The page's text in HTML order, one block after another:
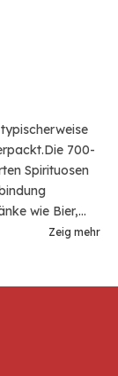
700-
Spirituosen
wie Bier,
der RegelZeig mehr